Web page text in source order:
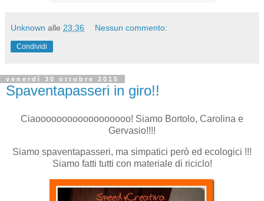
Unknown alle 23:36 Nessun commento:
Condividi
venerdì 30 ottobre 2015
Spaventapasseri in giro!!
Ciaoooooooooooooooooo! Siamo Bortolo, Carolina e
Gervasio!!!!
Siamo spaventapasseri, ma simpatici però ed ecologici !!!
Siamo fatti tutti con materiale di riciclo!